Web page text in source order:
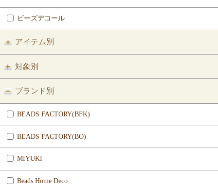
ビーズデコール
アイテム別
対象別
ブランド別
BEADS FACTORY(BFK)
BEADS FACTORY(BO)
MIYUKI
Beads Home Deco